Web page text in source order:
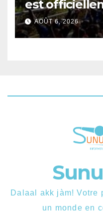
est
près d’un
disponibles.
AOÛT 6, 2026
Dalaal akk jàm! Votre
un monde en